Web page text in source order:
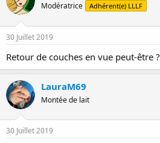
Modératrice Adhérent(e) LLLF
30 Juillet 2019
Retour de couches en vue peut-être ?
LauraM69
Montée de lait
30 Juillet 2019